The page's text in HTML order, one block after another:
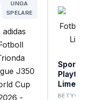
UNGA
SPELARE
Lime/
BETYG